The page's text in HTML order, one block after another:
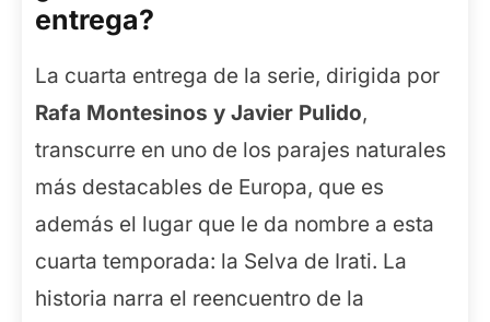
entrega?
La cuarta entrega de la serie, dirigida por
Rafa Montesinos y Javier Pulido,
transcurre en uno de los parajes naturales
más destacables de Europa, que es
además el lugar que le da nombre a esta
cuarta temporada: la Selva de Irati. La
historia narra el reencuentro de la